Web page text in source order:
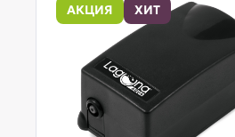
АКЦИЯ ХИТ